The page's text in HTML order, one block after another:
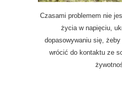
Czasami problemem nie
życia w napięciu,
dopasowywaniu się,
wrócić do kontaktu ze